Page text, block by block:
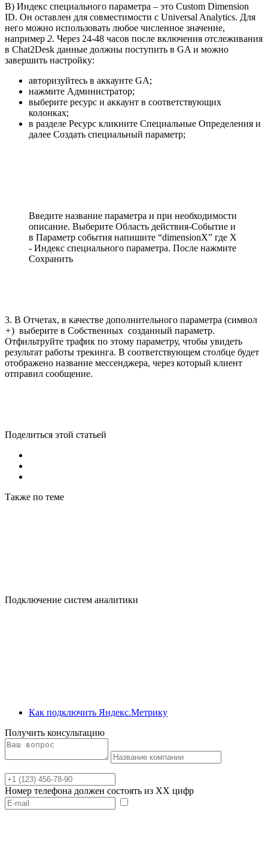
B) Индекс специального параметра – это Сustom Dimension
ID. Он оставлен для совместимости с Universal Analytics. Для
него можно использовать любое численное значение,
например 2. Через 24-48 часов после включения отслеживания
в Chat2Desk данные должны поступить в GA и можно
завершить настройку:
авторизуйтесь в аккаунте GA;
нажмите Администратор;
выберите ресурс и аккаунт в соответствующих
колонках;
в разделе Ресурс кликните Специальные Определения и
далее Создать специальный параметр;
Введите название параметра и при необходимости
описание. Выберите Область действия-Событие и
в Параметр события напишите “dimensionX” где X
- Индекс специального параметра. После нажмите
Сохранить
3. В Отчетах, в качестве дополнительного параметра (символ
+) выберите в Собственных созданный параметр.
Отфильтруйте трафик по этому параметру, чтобы увидеть
результат работы трекинга. В соответствующем столбце будет
отображено название мессенджера, через который клиент
отправил сообщение.
Поделиться этой статьей
Также по теме
Подключение систем аналитики
Как подключить Яндекс.Метрику
Получить консультацию
Номер телефона должен состоять из XX цифр